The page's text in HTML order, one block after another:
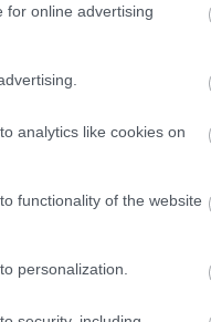
for online advertising
analytics like cookies on
functionality of the website
personalization.
kapcsán